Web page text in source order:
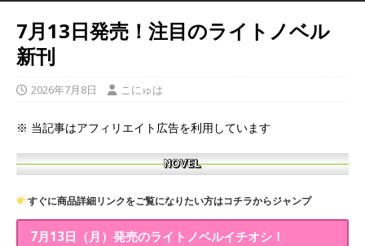
7月13日発売！注目のライトノベル
新刊
2026年7月8日 こにゅは
※ 当記事はアフィリエイト広告を利用しています
すぐに商品詳細リンクをご覧になりたい方はコチラからジャンプ
7月13日（月）発売のライトノベルイチオシ！